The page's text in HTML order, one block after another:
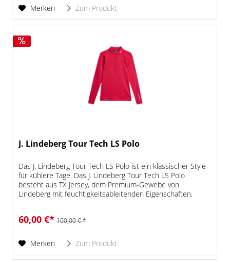
Merken Zum Produkt
J. Lindeberg Tour Tech LS Polo
Das J. Lindeberg Tour Tech LS Polo ist ein klassischer Style
für kühlere Tage. Das J. Lindeberg Tour Tech LS Polo
besteht aus TX Jersey, dem Premium-Gewebe von
Lindeberg mit feuchtigkeitsableitenden Eigenschaften,
60,00 €* 100,00 € *
Merken Zum Produkt